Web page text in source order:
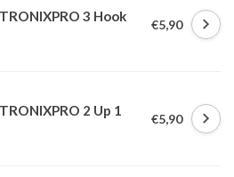
3 Hook
€5,90
2 Up 1
€5,90